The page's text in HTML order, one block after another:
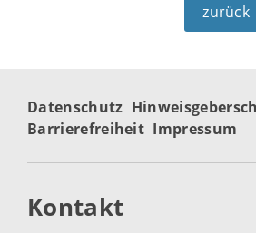
zurück
Datenschutz
Barrierefreiheit Impressum
Kontakt